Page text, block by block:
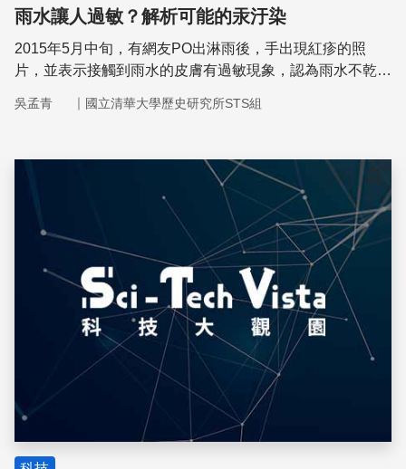
雨水讓人過敏？解析可能的汞汙染
2015年5月中旬，有網友PO出淋雨後，手出現紅疹的照
片，並表示接觸到雨水的皮膚有過敏現象，認為雨水不乾
將探討酸雨與汞之間的關係，雨水中的汞是從何而來？酸雨
吳孟青 ｜ 國立清華大學歷史研究所STS組
儲存